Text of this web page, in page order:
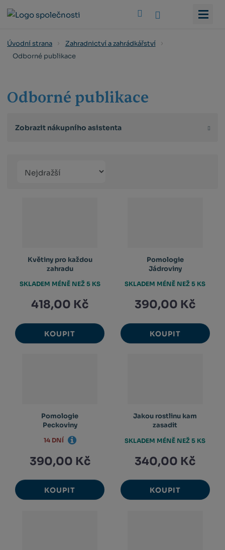
Úvodní strana
Zahradnictví a zahrádkářství
Odborné publikace
Odborné publikace
Zobrazit nákupního asistenta
produktů
Květiny pro každou
zahradu
418,00 Kč
KOUPIT
SKLADEM MÉNĚ NEŽ 5 KS
Pomologie
Jádroviny
390,00 Kč
KOUPIT
SKLADEM MÉNĚ NEŽ 5 KS
Pomologie
Peckoviny
390,00 Kč
KOUPIT
14 DNÍ
Jakou rostlinu kam
zasadit
340,00 Kč
KOUPIT
SKLADEM MÉNĚ NEŽ 5 KS